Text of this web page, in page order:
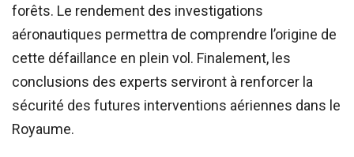
forêts. Le rendement des investigations
aéronautiques permettra de comprendre l’origine de
cette défaillance en plein vol. Finalement, les
conclusions des experts serviront à renforcer la
sécurité des futures interventions aériennes dans le
Royaume.